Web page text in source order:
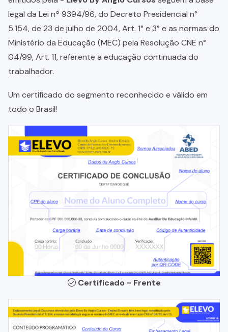
legal da Lei nº 9394/96, do Decreto Presidencial n°
5.154, de 23 de julho de 2004, Art. 1° e 3° e as normas do
Ministério da Educação (MEC) pela Resolução CNE n°
04/99, Art. 11, referente a educação continuada do
trabalhador.
Um certificado do segmento reconhecido e válido em
todo o Brasil!
Certificado - Frente